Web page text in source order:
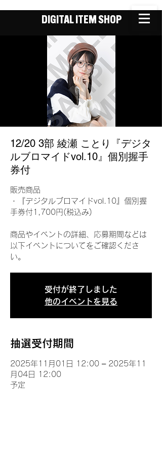
DIGITAL ITEM SHOP
12/20 3部 綾瀬 ことり『デジタ
ルブロマイドvol.10』個別握手
券付
販売商品
・『デジタルブロマイドvol.10』個別握
手券付1,700円(税込み)
商品やイベントの詳細、応募期間などは
以下イベントについてをご確認くださ
い。
受付が終了しました
他のイベントを見る
抽選受付期間
2025年11月01日 12:00 – 2025年11
月04日 12:00
予定